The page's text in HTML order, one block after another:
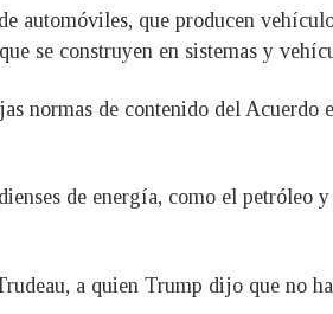
automóviles, que producen
se construyen en sistemas y
normas de contenido del Acuerdo
de energía, como el petróleo
a quien Trump dijo que no